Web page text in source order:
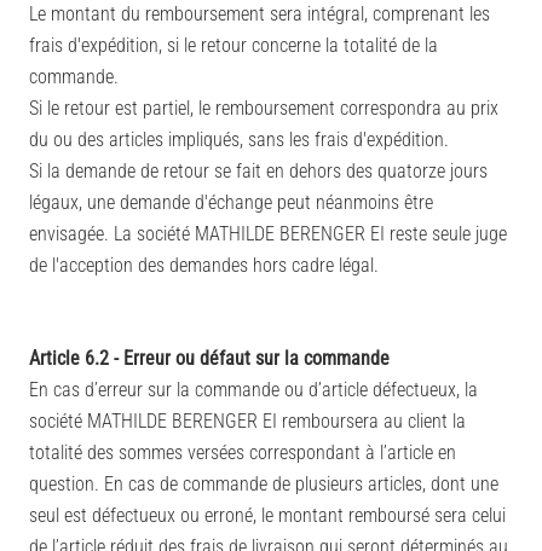
Le montant du remboursement sera intégral, comprenant les
frais d'expédition, si le retour concerne la totalité de la
commande.
Si le retour est partiel, le remboursement correspondra au prix
du ou des articles impliqués, sans les frais d'expédition.
Si la demande de retour se fait en dehors des quatorze jours
légaux, une demande d'échange peut néanmoins être
envisagée. La société MATHILDE BERENGER EI reste seule juge
de l'acception des demandes hors cadre légal.
Article 6.2 - Erreur ou défaut sur la commande
En cas d’erreur sur la commande ou d’article défectueux, la
société MATHILDE BERENGER EI remboursera au client la
totalité des sommes versées correspondant à l’article en
question. En cas de commande de plusieurs articles, dont une
seul est défectueux ou erroné, le montant remboursé sera celui